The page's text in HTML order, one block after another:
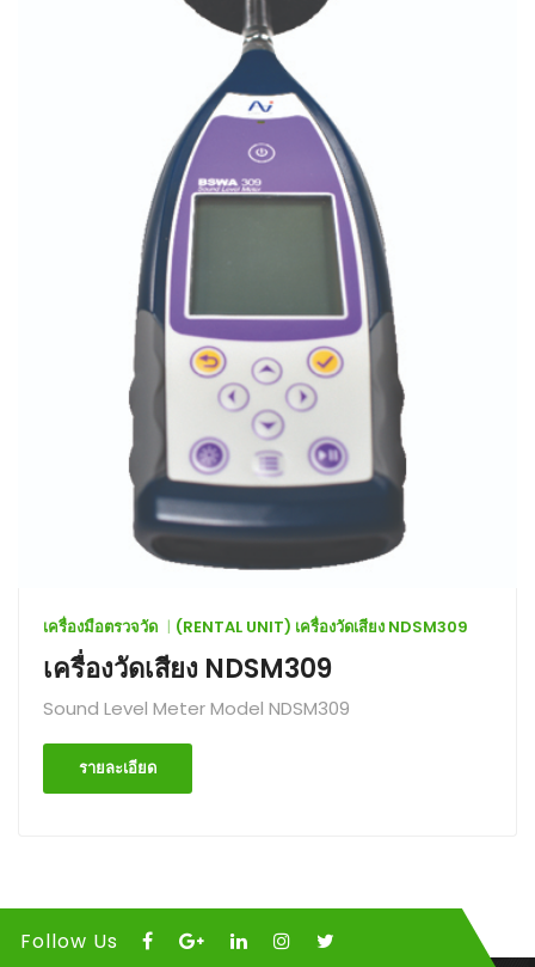
เครื่องมือตรวจวัด (RENTAL UNIT) เครื่องวัดเสียง NDSM309
เครื่องวัดเสียง NDSM309
Sound Level Meter Model NDSM309
รายละเอียด
Follow Us